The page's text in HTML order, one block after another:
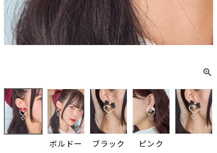
ボルドー ブラック ピンク